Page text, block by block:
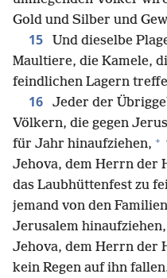
Gold und Silber und
15
Und dieselbe
Maultiere, die Kamele,
feindlichen Lagern
16
Jeder der
Völkern, die gegen
für Jahr hinaufziehen, +
Jehova, dem Herrn der
das Laubhüttenfest zu
jemand von den
Jerusalem
Jehova, dem Herrn der
kein Regen auf ihn